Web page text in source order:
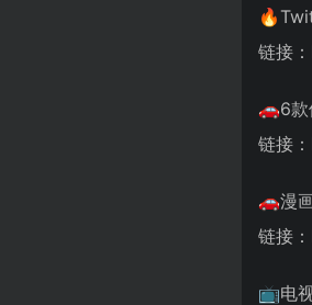
链接
🚗6款
链接
🚗漫
链接
📺电